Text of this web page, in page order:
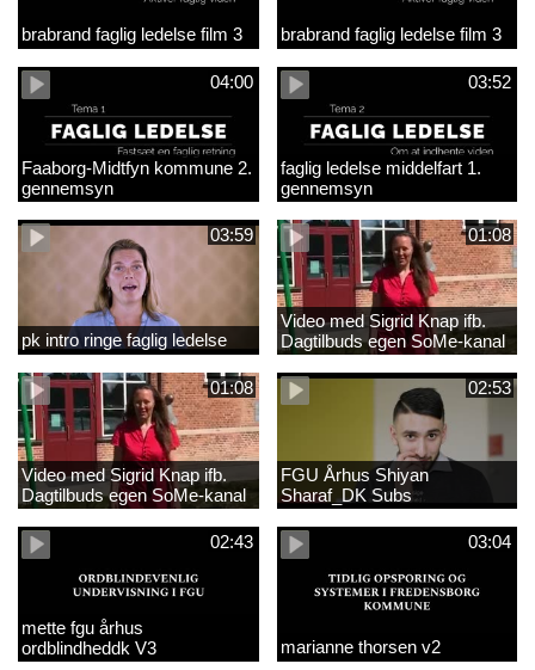
brabrand faglig ledelse film 3 brabrand faglig ledelse film 3
04:00
Faaborg-Midtfyn kommune 2.
gennemsyn
03:52
faglig ledelse middelfart 1.
gennemsyn
03:59
pk intro ringe faglig ledelse
01:08
Video med Sigrid Knap ifb.
Dagtilbuds egen SoMe-kanal
med tekster
01:08
Video med Sigrid Knap ifb.
Dagtilbuds egen SoMe-kanal
02:53
FGU Århus Shiyan
Sharaf_DK Subs
02:43
mette fgu århus
ordblindheddk V3
03:04
marianne thorsen v2